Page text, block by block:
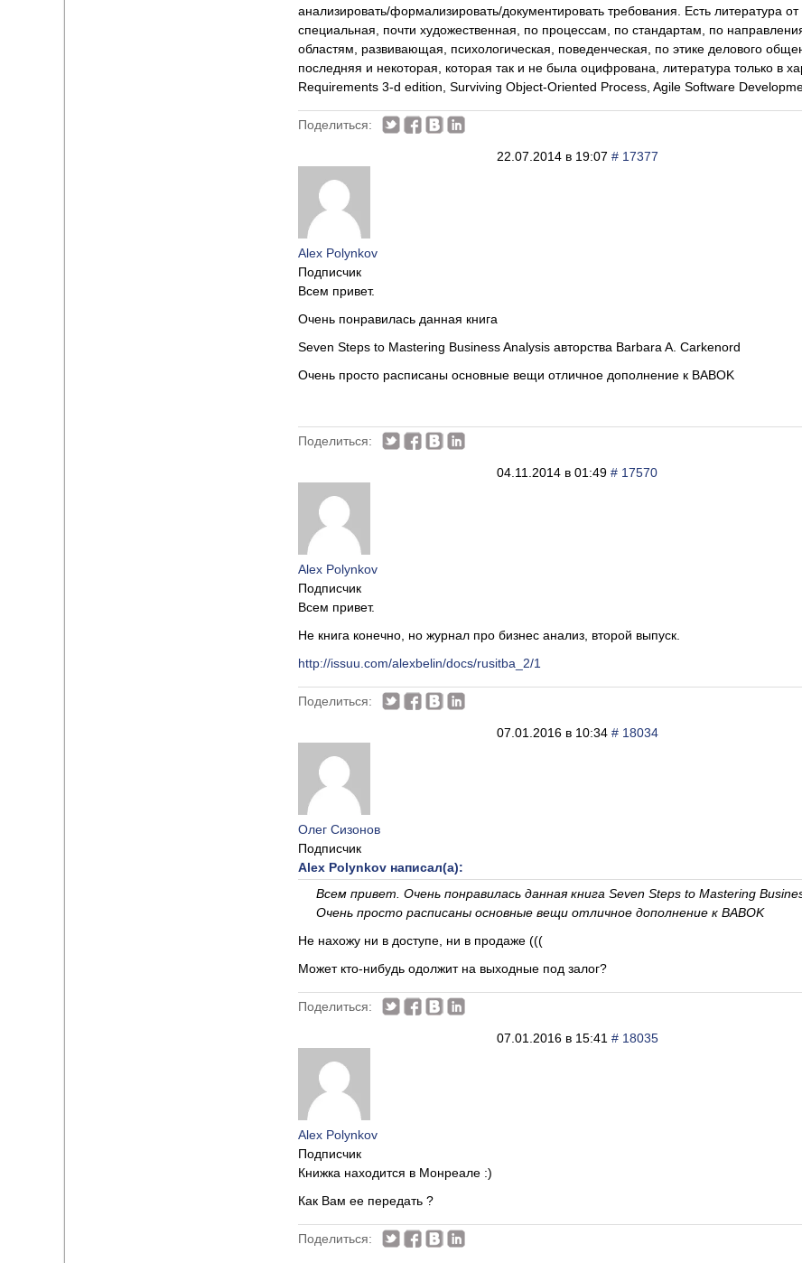
анализировать/формализировать/документировать требования. Есть литература
специальная, почти художественная, по процессам, по стандартам, по
областям, развивающая, психологическая, поведенческая, по этике делового
последняя и некоторая, которая так и не была оцифрована, литература только в
Requirements 3-d edition, Surviving Object-Oriented Process, Agile Software
Поделиться:
22.07.2014 в 19:07 # 17377
Alex Polynkov
Подписчик
Всем привет.
Очень понравилась данная книга
Seven Steps to Mastering Business Analysis авторства Barbara A. Carkenord
Очень просто расписаны основные вещи отличное дополнение к BABOK
Поделиться:
04.11.2014 в 01:49 # 17570
Alex Polynkov
Подписчик
Всем привет.
Не книга конечно, но журнал про бизнес анализ, второй выпуск.
http://issuu.com/alexbelin/docs/rusitba_2/1
Поделиться:
07.01.2016 в 10:34 # 18034
Олег Сизонов
Подписчик
Alex Polynkov написал(а):
Всем привет. Очень понравилась данная книга Seven Steps to Mastering
Очень просто расписаны основные вещи отличное дополнение к BABOK
Не нахожу ни в доступе, ни в продаже (((
Может кто-нибудь одолжит на выходные под залог?
Поделиться:
07.01.2016 в 15:41 # 18035
Alex Polynkov
Подписчик
Книжка находится в Монреале :)
Как Вам ее передать ?
Поделиться: